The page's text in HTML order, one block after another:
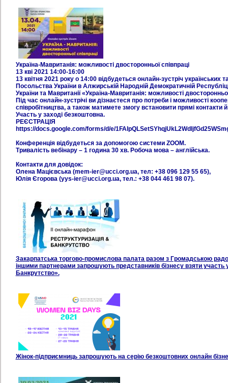
Україна-Мавританія: можливості двосторонньої співпраці
13 кві 2021 14:00-16:00
13 квітня 2021 року о 14:00 відбудеться онлайн-зустріч українських
Посольства України в Алжирській Народній Демократичній
України та Мавританії «Україна-Мавританія: можливості
Під час онлайн-зустрічі ви дізнаєтеся про потреби і можливості
співробітництва, а також матимете змогу встановити прямі контакти
Участь у заході безкоштовна.
РЕЄСТРАЦІЯ
https://docs.google.com/forms/d/e/
Конференція відбудеться за допомогою системи ZOOM.
Тривалість вебінару – 1 година 30 хв. Робоча мова – англійська.
Контакти для довідок:
Олена Мацієвська (mem-ier@ucci.org.ua, тел: +38 096 129 55 65),
Юлія Єгорова (yys-ier@ucci.org.ua, тел.: +38 044 461 98 07).
Закарпатська торгово-промислова палата разом з Громадською
іншими партнерами запрошують представників бізнесу взяти участь
Банкрутство».
Жінок-підприємниць запрошують на серію безкоштовних онлайн